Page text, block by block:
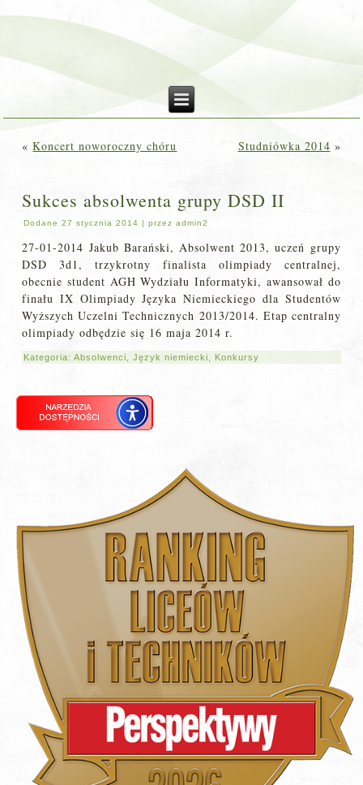
«Koncert noworoczny chóru Studniówka 2014 »
Sukces absolwenta grupy DSD II
Dodane 27 stycznia 2014 |przez admin2
27-01-2014 Jakub Barański, Absolwent 2013, uczeń grupy
DSD 3d1, trzykrotny finalista olimpiady centralnej,
obecnie student AGH Wydziału Informatyki, awansował do
finału IX Olimpiady Języka Niemieckiego dla Studentów
Wyższych Uczelni Technicznych 2013/2014. Etap centralny
olimpiady odbędzie się 16 maja 2014 r.
Kategoria:Absolwenci ,Język niemiecki Konkursy